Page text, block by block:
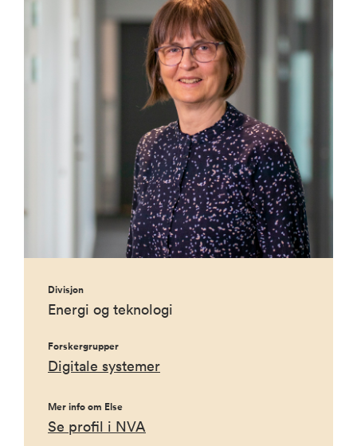
Divisjon
Energi og teknologi
Forskergrupper
Digitale systemer
Mer info om Else
Se profil i NVA